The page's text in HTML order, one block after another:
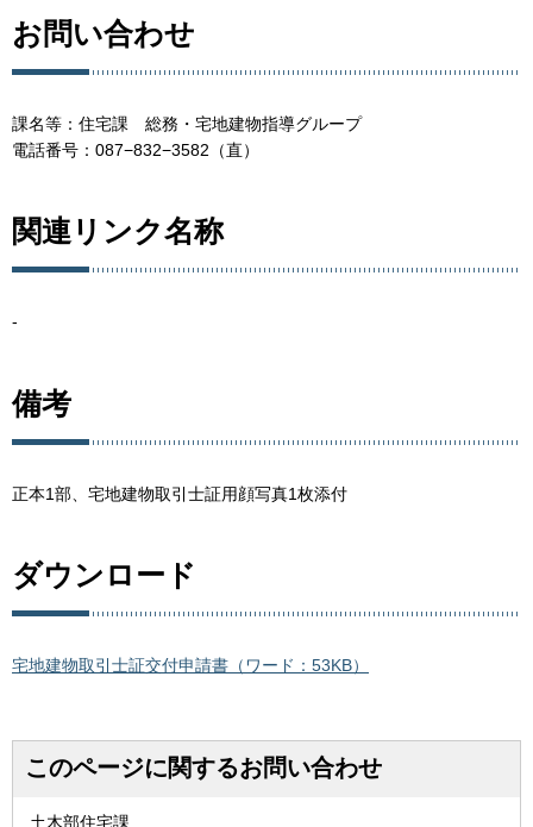
お問い合わせ
課名等：住宅課 総務・宅地建物指導グループ
電話番号：087−832−3582（直）
関連リンク名称
-
備考
正本1部、宅地建物取引士証用顔写真1枚添付
ダウンロード
宅地建物取引士証交付申請書（ワード：53KB）
このページに関するお問い合わせ
土木部住宅課